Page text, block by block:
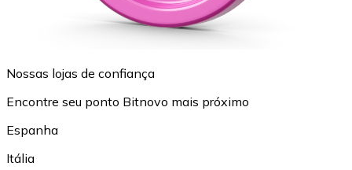
Nossas lojas de confiança
Encontre seu ponto Bitnovo mais próximo
Espanha
Itália